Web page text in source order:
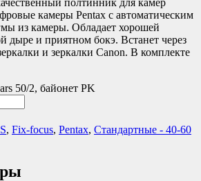
камеры Pentax с автоматическим
из камеры. Обладает хорошей
дыре и приятном бокэ. Встанет через
и зеркалки Canon. В комплекте
50/2, байонет PK
, Fix-focus, Pentax, Стандартные - 40-60